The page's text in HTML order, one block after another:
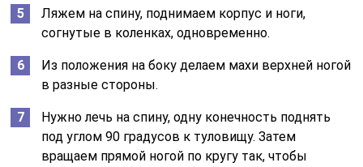
Ляжем на спину, поднимаем корпус и ноги,
согнутые в коленках, одновременно.
Из положения на боку делаем махи верхней ногой
в разные стороны.
Нужно лечь на спину, одну конечность поднять
под углом 90 градусов к туловищу. Затем
вращаем прямой ногой по кругу так, чтобы